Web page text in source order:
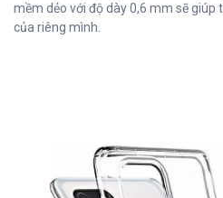
mềm dẻo với độ dày 0,6 mm sẽ giúp
của riêng mình.